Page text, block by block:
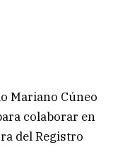
Mariano Cúneo
colaborar en
del Registro